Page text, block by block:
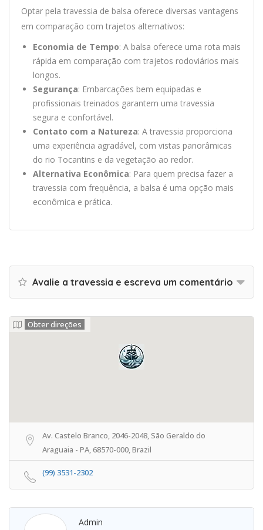
Optar pela travessia de balsa oferece diversas vantagens
em comparação com trajetos alternativos:
Economia de Tempo: A balsa oferece uma rota mais
rápida em comparação com trajetos rodoviários mais
longos.
Segurança: Embarcações bem equipadas e
profissionais treinados garantem uma travessia
segura e confortável.
Contato com a Natureza: A travessia proporciona
uma experiência agradável, com vistas panorâmicas
do rio Tocantins e da vegetação ao redor.
Alternativa Econômica: Para quem precisa fazer a
travessia com frequência, a balsa é uma opção mais
econômica e prática.
Avalie a travessia e escreva um comentário
Obter direções
Av. Castelo Branco, 2046-2048, São Geraldo do
Araguaia - PA, 68570-000, Brazil
(99) 3531-2302
Admin